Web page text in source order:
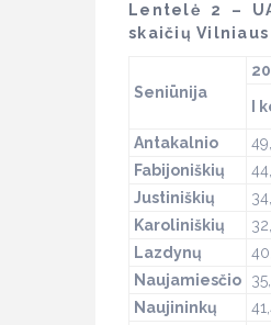
Lentelė 2 –
skaičių Vilniaus
Seniūnija
I
Antakalnio
Fabijoniškių
Justiniškių
Karoliniškių
Lazdynų
Naujamiesčio
Naujininkų